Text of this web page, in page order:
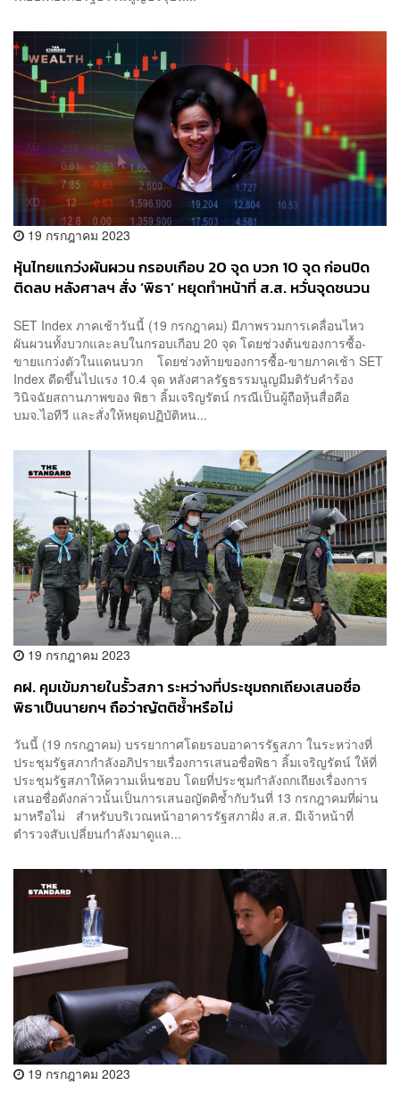
19 กรกฎาคม 2023
หุ้นไทยแกว่งผันผวน กรอบเกือบ 20 จุด บวก 10 จุด ก่อนปิด
ติดลบ หลังศาลฯ สั่ง ‘พิธา’ หยุดทำหน้าที่ ส.ส. หวั่นจุดชนวน
SET Index ภาคเช้าวันนี้ (19 กรกฎาคม) มีภาพรวมการเคลื่อนไหว
ผันผวนทั้งบวกและลบในกรอบเกือบ 20 จุด โดยช่วงต้นของการซื้อ-
ขายแกว่งตัวในแดนบวก โดยช่วงท้ายของการซื้อ-ขายภาคเช้า SET
Index ดีดขึ้นไปแรง 10.4 จุด หลังศาลรัฐธรรมนูญมีมติรับคำร้อง
วินิจฉัยสถานภาพของ พิธา ลิ้มเจริญรัตน์ กรณีเป็นผู้ถือหุ้นสื่อคือ
บมจ.ไอทีวี และสั่งให้หยุดปฏิบัติหน...
19 กรกฎาคม 2023
คฝ. คุมเข้มภายในรั้วสภา ระหว่างที่ประชุมถกเถียงเสนอชื่อ
พิธาเป็นนายกฯ​ ถือว่าญัตติซ้ำหรือไม่
วันนี้ (19 กรกฎาคม) บรรยากาศโดยรอบอาคารรัฐสภา ในระหว่างที่
ประชุมรัฐสภากำลังอภิปรายเรื่องการเสนอชื่อพิธา ลิ้มเจริญรัตน์ ให้ที่
ประชุมรัฐสภาให้ความเห็นชอบ โดยที่ประชุมกำลังถกเถียงเรื่องการ
เสนอชื่อดังกล่าวนั้นเป็นการเสนอญัตติซ้ำกับวันที่ 13 กรกฎาคมที่ผ่าน
มาหรือไม่ สำหรับบริเวณหน้าอาคารรัฐสภาฝั่ง ส.ส. มีเจ้าหน้าที่
ตำรวจสับเปลี่ยนกำลังมาดูแล...
19 กรกฎาคม 2023